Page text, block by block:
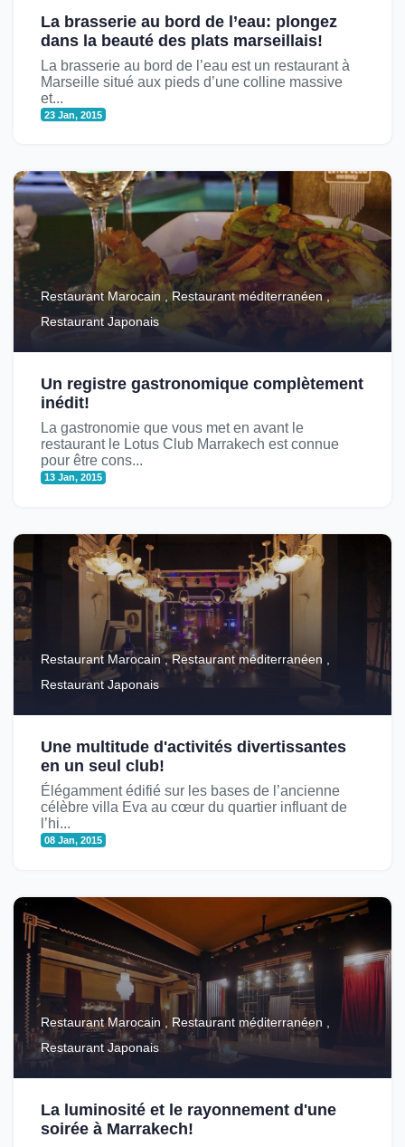
La brasserie au bord de l’eau: plongez
dans la beauté des plats marseillais!
La brasserie au bord de l’eau est un restaurant à
Marseille situé aux pieds d’une colline massive
et...
23 Jan, 2015
Restaurant Marocain , Restaurant méditerranéen ,
Restaurant Japonais
Un registre gastronomique complètement
inédit!
La gastronomie que vous met en avant le
restaurant le Lotus Club Marrakech est connue
pour être cons...
13 Jan, 2015
Restaurant Marocain , Restaurant méditerranéen ,
Restaurant Japonais
Une multitude d'activités divertissantes
en un seul club!
Élégamment édifié sur les bases de l’ancienne
célèbre villa Eva au cœur du quartier influant de
l’hi...
08 Jan, 2015
Restaurant Marocain , Restaurant méditerranéen ,
Restaurant Japonais
La luminosité et le rayonnement d'une
soirée à Marrakech!